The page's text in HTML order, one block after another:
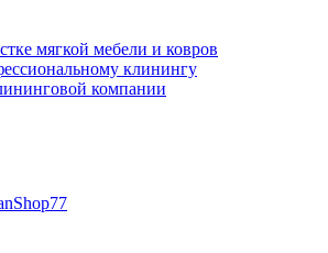
мягкой мебели и ковров
клинингу
компании